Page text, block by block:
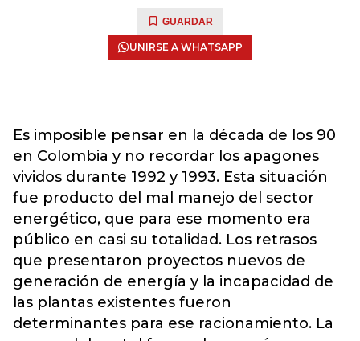
GUARDAR
UNIRSE A WHATSAPP
Es imposible pensar en la década de los 90
en Colombia y no recordar los apagones
vividos durante 1992 y 1993. Esta situación
fue producto del mal manejo del sector
energético, que para ese momento era
público en casi su totalidad. Los retrasos
que presentaron proyectos nuevos de
generación de energía y la incapacidad de
las plantas existentes fueron
determinantes para ese racionamiento. La